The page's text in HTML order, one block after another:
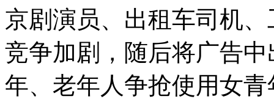
京剧演员、出租车司机
竞争加剧，随后将广告
年、老年人争抢使用女